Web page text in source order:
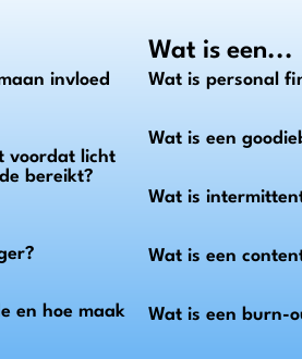
invloed
voordat licht
bereikt?
en hoe maak
Wat is een...
Wat is personal
Wat is een
Wat is
Wat is een
Wat is een burn-